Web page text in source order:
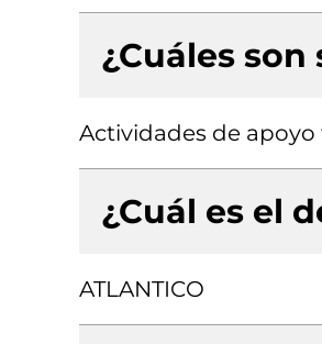
¿Cuáles
Actividades de
¿Cuál es el
ATLANTICO